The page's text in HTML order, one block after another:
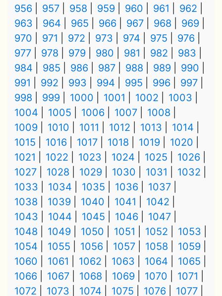
956
957 958 959 960 961
962
963
964 965 966 967 968
969
970
971 972 973 974 975
976
977
978 979 980 981 982
983
984
985 986 987 988 989
990
991
992 993 994 995 996
997
998
999 1000 1001 1002
1003
1004
1005 1006 1007
1008
1009
1010 1011 1012 1013
1014
1015
1016 1017 1018 1019
1020
1021
1022 1023 1024 1025
1026
1027
1028 1029 1030 1031
1032
1033
1034 1035 1036
1037
1038
1039 1040 1041
1042
1043
1044 1045 1046
1047
1048
1049 1050 1051 1052
1053
1054
1055 1056 1057 1058
1059
1060
1061 1062 1063 1064
1065
1066
1067 1068 1069 1070
1071
1072
1073 1074 1075 1076 1077